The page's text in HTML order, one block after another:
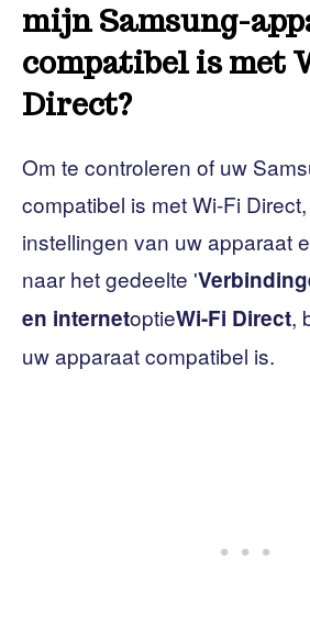
mijn Samsung-
compatibel is met
Direct?
Om te controleren of uw
compatibel is met Wi-Fi
instellingen van uw apparaat
naar het gedeelte '
en internetoptieWi-Fi Direct,
uw apparaat compatibel is.